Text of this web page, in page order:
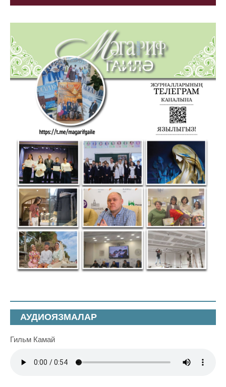
АУДИОЯЗМАЛАР
Гильм Камай